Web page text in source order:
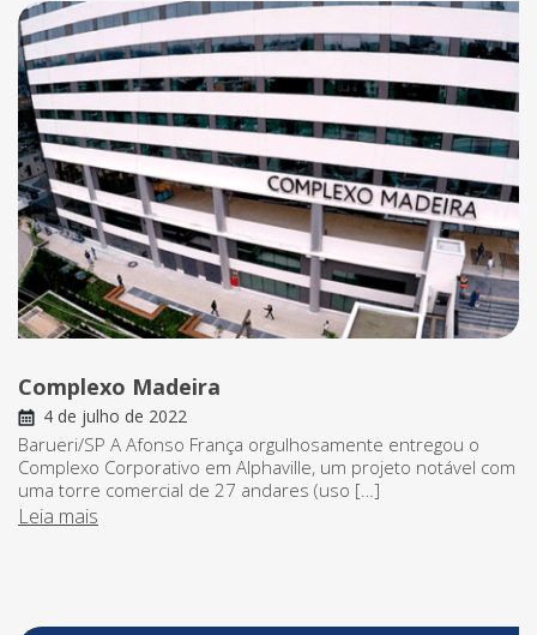
Complexo Madeira
4 de julho de 2022
Barueri/SP A Afonso França orgulhosamente entregou o
Complexo Corporativo em Alphaville, um projeto notável com
uma torre comercial de 27 andares (uso […]
Leia mais